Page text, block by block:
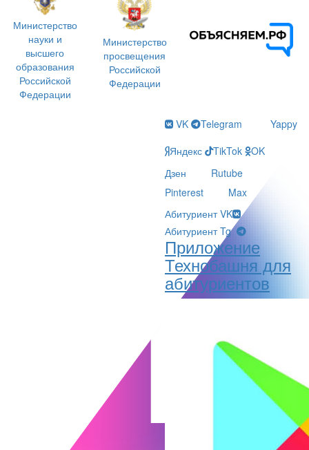
Министерство
науки и
высшего
образования
Российской
Федерации
Министерство
просвещения
Российской
Федерации
VK Telegram
Yappy
Яндекс
TikTok
OK
Дзен
Rutube
Pinterest
Max
Абитуриент VK
Абитуриент Tg
Приложение
Технобашня для
абитуриентов